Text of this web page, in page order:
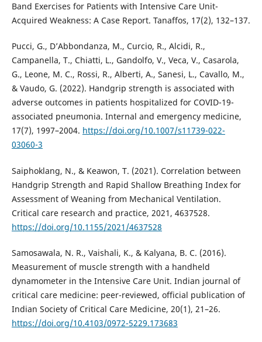
Band Exercises for Patients with Intensive Care Unit-
Acquired Weakness: A Case Report. Tanaffos, 17(2), 132–137.
Pucci, G., D’Abbondanza, M., Curcio, R., Alcidi, R.,
Campanella, T., Chiatti, L., Gandolfo, V., Veca, V., Casarola,
G., Leone, M. C., Rossi, R., Alberti, A., Sanesi, L., Cavallo, M.,
& Vaudo, G. (2022). Handgrip strength is associated with
adverse outcomes in patients hospitalized for COVID-19-
associated pneumonia. Internal and emergency medicine,
17(7), 1997–2004. https://doi.org/10.1007/s11739-022-
03060-3
Saiphoklang, N., & Keawon, T. (2021). Correlation between
Handgrip Strength and Rapid Shallow Breathing Index for
Assessment of Weaning from Mechanical Ventilation.
Critical care research and practice, 2021, 4637528.
https://doi.org/10.1155/2021/4637528
Samosawala, N. R., Vaishali, K., & Kalyana, B. C. (2016).
Measurement of muscle strength with a handheld
dynamometer in the Intensive Care Unit. Indian journal of
critical care medicine: peer-reviewed, official publication of
Indian Society of Critical Care Medicine, 20(1), 21–26.
https://doi.org/10.4103/0972-5229.173683